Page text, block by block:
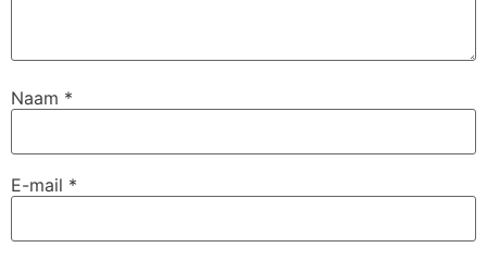
Naam *
E-mail *